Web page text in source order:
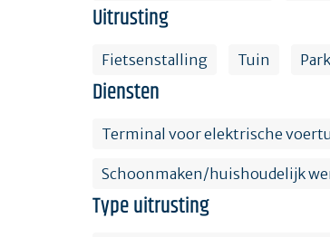
Uitrusting
Fietsenstalling Tuin Park
Diensten
Terminal voor elektrische
Schoonmaken/huishoudelijk
Type uitrusting